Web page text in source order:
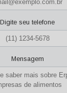
Digite seu telefone
Mensagem